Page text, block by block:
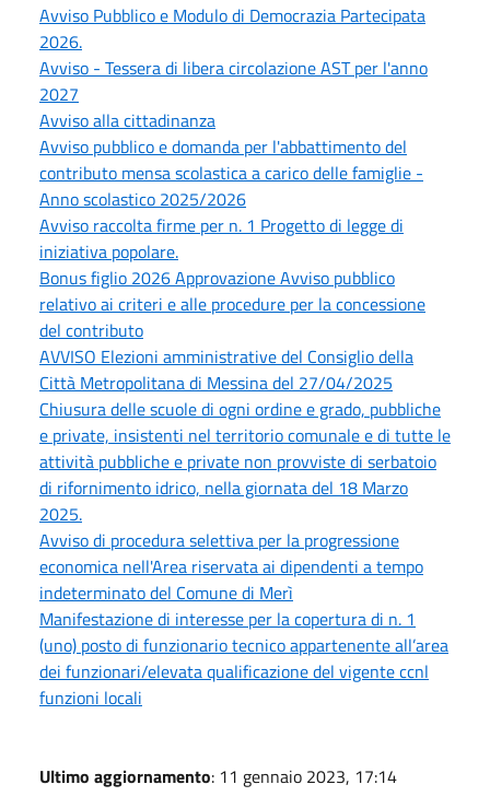
Avviso Pubblico e Modulo di Democrazia Partecipata
2026.
Avviso - Tessera di libera circolazione AST per l'anno
2027
Avviso alla cittadinanza
Avviso pubblico e domanda per l'abbattimento del
contributo mensa scolastica a carico delle famiglie -
Anno scolastico 2025/2026
Avviso raccolta firme per n. 1 Progetto di legge di
iniziativa popolare.
Bonus figlio 2026 Approvazione Avviso pubblico
relativo ai criteri e alle procedure per la concessione
del contributo
AVVISO Elezioni amministrative del Consiglio della
Città Metropolitana di Messina del 27/04/2025
Chiusura delle scuole di ogni ordine e grado, pubbliche
e private, insistenti nel territorio comunale e di tutte le
attività pubbliche e private non provviste di serbatoio
di rifornimento idrico, nella giornata del 18 Marzo
2025.
Avviso di procedura selettiva per la progressione
economica nell'Area riservata ai dipendenti a tempo
indeterminato del Comune di Merì
Manifestazione di interesse per la copertura di n. 1
(uno) posto di funzionario tecnico appartenente all’area
dei funzionari/elevata qualificazione del vigente ccnl
funzioni locali
Ultimo aggiornamento: 11 gennaio 2023, 17:14